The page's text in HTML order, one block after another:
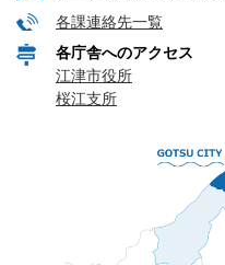
各課連絡先一覧
各庁舎へのアクセス
江津市役所
桜江支所